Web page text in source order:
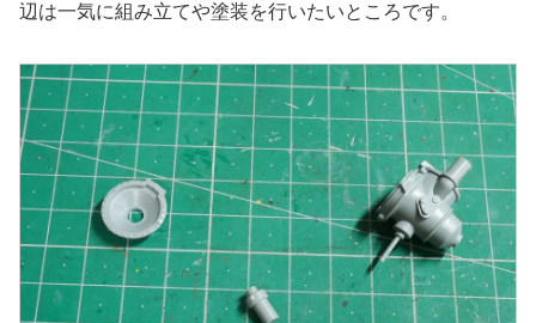
辺は一気に組み立てや塗装を行いたいところです。